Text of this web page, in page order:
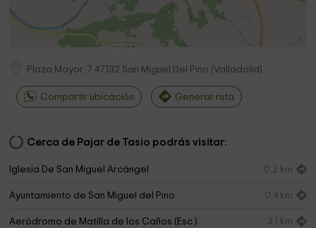
Plaza Mayor, 7 47132 San Miguel Del Pino (Valladolid )
Compartir ubicación Generar ruta
Cerca de Pajar de Tasio podrás visitar:
Iglesia De San Miguel Arcángel 0,2 km
Ayuntamiento de San Miguel del Pino 0,4 km
Aeródromo de Matilla de los Caños (Esc.)
3,1 km